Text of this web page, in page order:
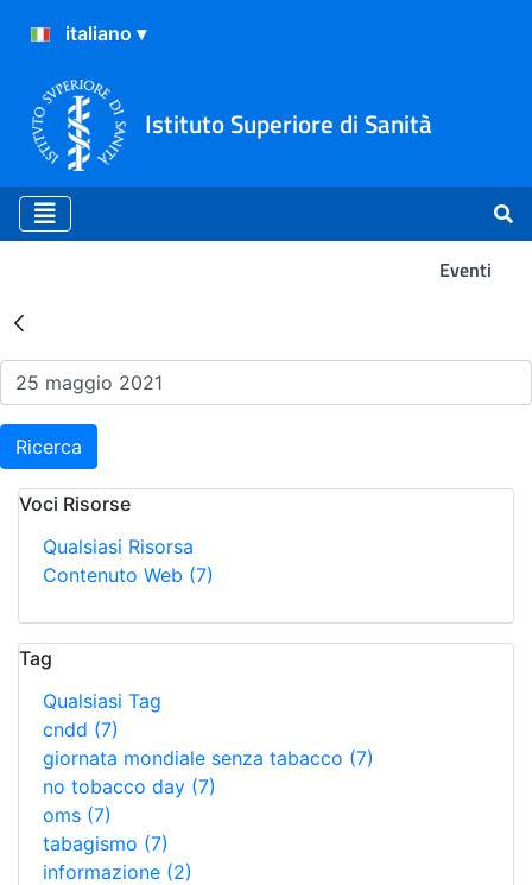
Istituto Superiore di Sanità
Eventi
Risultati della Ricerca -
Ricerca
Voci Risorse
Qualsiasi Risorsa
Contenuto Web (7)
Tag
Qualsiasi Tag
cndd (7)
giornata mondiale senza tabacco (7)
no tobacco day (7)
oms (7)
tabagismo (7)
informazione (2)